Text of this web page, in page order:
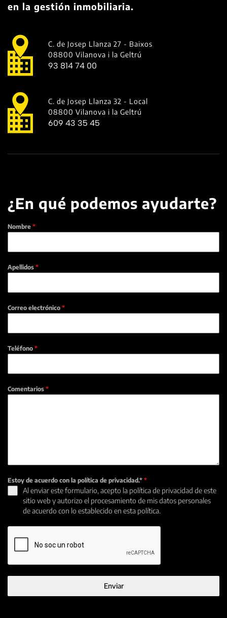
en la gestión inmobiliaria.
C. de Josep Llanza 27 - Baixos
08800 Vilanova i la Geltrú
93 814 74 00
C. de Josep Llanza 32 - Local
08800 Vilanova i la Geltrú
609 43 35 45
¿En qué podemos ayudarte?
Nombre *
Apellidos *
Correo electrónico *
Teléfono *
Comentarios *
Estoy de acuerdo con la política de privacidad.* *
Al enviar este formulario, acepto la política de privacidad de este
sitio web y autorizo el procesamiento de mis datos personales
de acuerdo con lo establecido en esta política.
Enviar